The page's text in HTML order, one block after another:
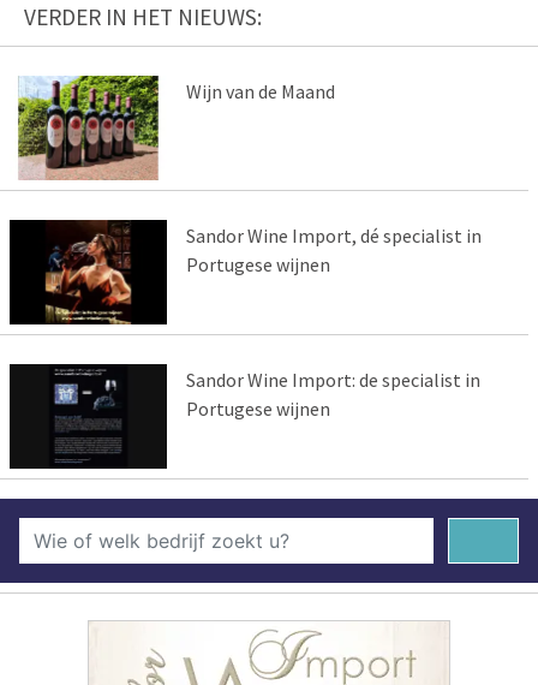
VERDER IN HET NIEUWS:
Wijn van de Maand
Sandor Wine Import, dé specialist in
Portugese wijnen
Sandor Wine Import: de specialist in
Portugese wijnen